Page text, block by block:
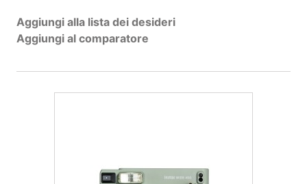
Aggiungi alla lista dei desideri
Aggiungi al comparatore